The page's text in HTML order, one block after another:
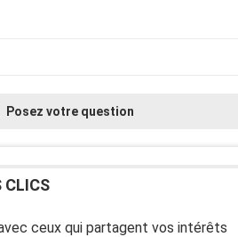
Posez votre question
CLICS
ceux qui partagent vos intérêts